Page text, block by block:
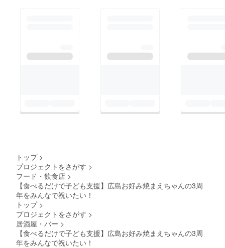
立させ
ること
オー
雇用関
ござい
ジェク
トップ >
プロジェクトをさがす >
フード・飲食店 >
【食べるだけで子ども支援】広島お好み焼まえちゃんの3周
年をみんなで祝いたい！
トップ >
プロジェクトをさがす >
居酒屋・バー >
【食べるだけで子ども支援】広島お好み焼まえちゃんの3周
年をみんなで祝いたい！